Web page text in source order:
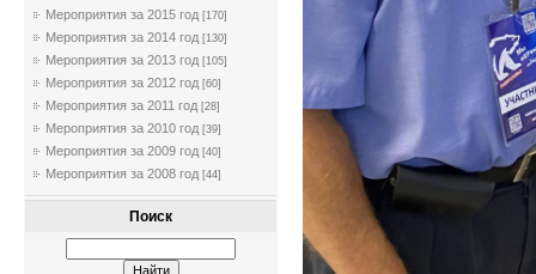
Мероприятия за 2015 год [170]
Мероприятия за 2014 год [130]
Мероприятия за 2013 год [105]
Мероприятия за 2012 год [60]
Мероприятия за 2011 год [28]
Мероприятия за 2010 год [39]
Мероприятия за 2009 год [40]
Мероприятия за 2008 год [44]
Поиск